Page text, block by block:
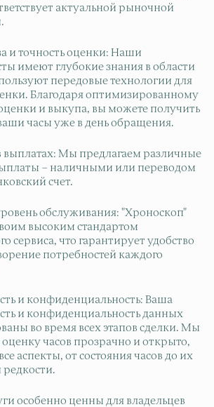
актуальной рыночной
и точность оценки: Наши
имеют глубокие знания в области
передовые технологии для
Благодаря оптимизированному
и выкупа, вы можете получить
часы уже в день обращения.
в выплатах: Мы предлагаем различные
– наличными или переводом
счет.
обслуживания: "Хроноскоп"
высоким стандартом
сервиса, что гарантирует удобство
потребностей каждого
и конфиденциальность: Ваша
и конфиденциальность данных
во время всех этапов сделки. Мы
часов прозрачно и открыто,
аспекты, от состояния часов до их
особенно ценны для владельцев